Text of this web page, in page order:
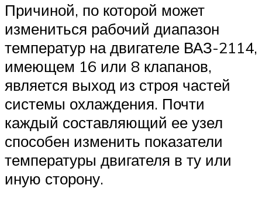
Причиной, по которой может
измениться рабочий диапазон
температур на двигателе ВАЗ-2114,
имеющем 16 или 8 клапанов,
является выход из строя частей
системы охлаждения. Почти
каждый составляющий ее узел
способен изменить показатели
температуры двигателя в ту или
иную сторону.